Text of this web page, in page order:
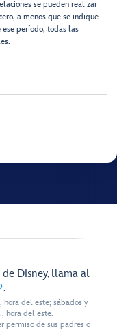
se pueden realizar
a menos que se indique
período, todas las
Disney, llama al
.
del este; sábados y
hora del este.
permiso de sus padres o